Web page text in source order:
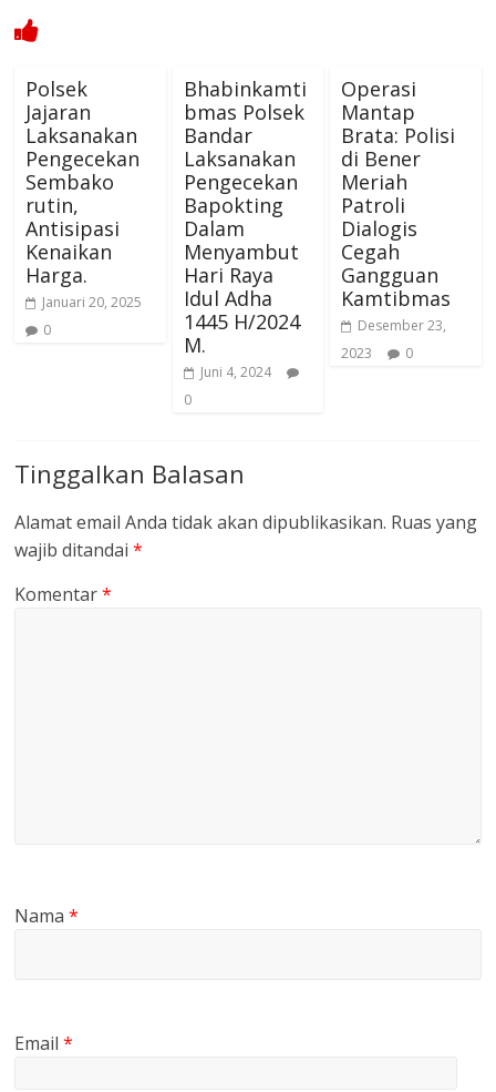
Polsek
Jajaran
Laksanakan
Pengecekan
Sembako
rutin,
Antisipasi
Kenaikan
Harga.
Januari 20, 2025
0
Bhabinkamti
bmas Polsek
Bandar
Laksanakan
Pengecekan
Bapokting
Dalam
Menyambut
Hari Raya
Idul Adha
1445 H/2024
M.
Juni 4, 2024
0
Operasi
Mantap
Brata: Polisi
di Bener
Meriah
Patroli
Dialogis
Cegah
Gangguan
Kamtibmas
Desember 23,
2023
0
Tinggalkan Balasan
Alamat email Anda tidak akan dipublikasikan. Ruas yang
wajib ditandai*
Komentar*
Nama*
Email*